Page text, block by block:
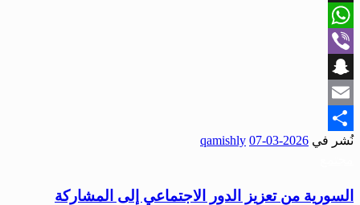
X
WhatsApp
Viber
Snapchat
Email
Share
نُشر في 2026-03-07
qamishly
السورية من تعزيز الدور الاجتماعي إلى المشاركة